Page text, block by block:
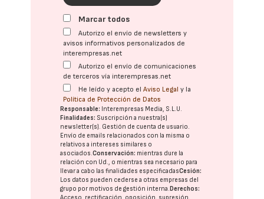
Marcar todos
Autorizo el envío de newsletters y
avisos informativos personalizados de
interempresas.net
Autorizo el envío de comunicaciones
de terceros vía interempresas.net
He leído y acepto elAviso Legal y la
Política de Protección de Datos
Responsable: Interempresas Media, S.L.U.
Finalidades: Suscripción a nuestra(s)
newsletter(s). Gestión de cuenta de usuario.
Envío de emails relacionados con la misma o
relativos a intereses similares o
asociados.Conservación: mientras dure la
relación con Ud., o mientras sea necesario para
llevar a cabo las finalidades especificadasCesión:
Los datos pueden cederse a otras empresas del
grupo por motivos de gestión interna. Derechos: